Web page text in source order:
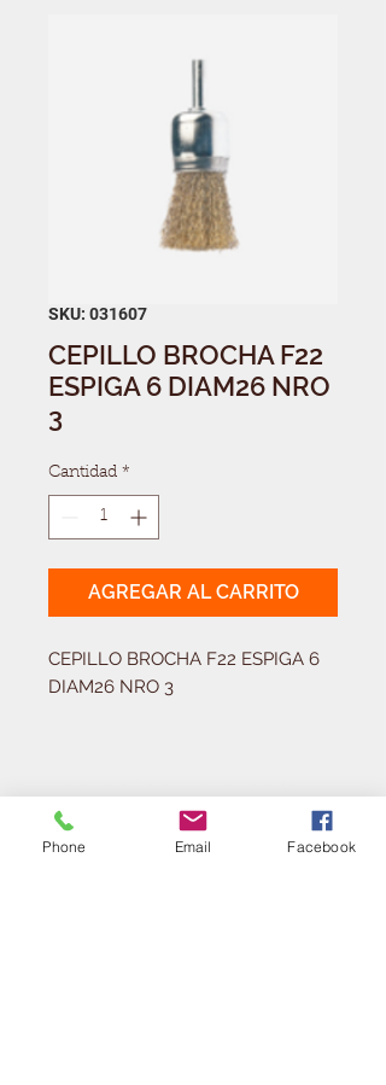
SKU: 031607
CEPILLO BROCHA F22
ESPIGA 6 DIAM26 NRO
3
Cantidad *
AGREGAR AL CARRITO
CEPILLO BROCHA F22 ESPIGA 6
DIAM26 NRO 3
¿Necesitas equipar tu
ferretería?
Phone Email Facebook